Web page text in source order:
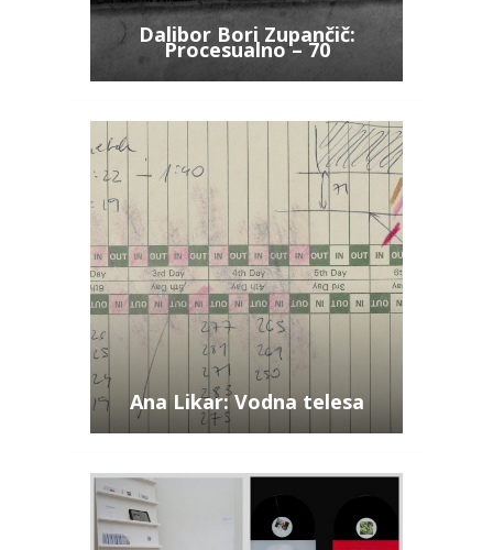
Dalibor Bori Zupančič:
Procesualno – 70
Ana Likar: Vodna telesa